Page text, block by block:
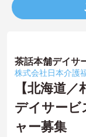
茶話本舗デイサ
株式会社日本介護
【北海道
デイサービ
ャー募集